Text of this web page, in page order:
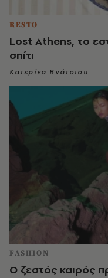
RESTO
Lost Athens, το
σπίτι
Κατερίνα Βνάτσιου
FASHION
Ο ζεστός καιρός